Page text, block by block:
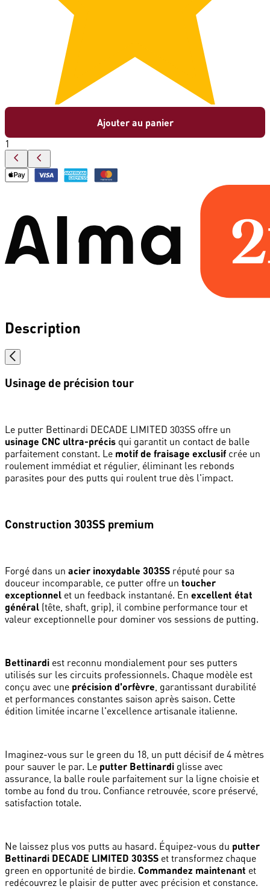
Ajouter au panier
1
Description
Usinage de précision tour
Le putter Bettinardi DECADE LIMITED 303SS offre un
usinage CNC ultra-précis qui garantit un contact de balle
parfaitement constant. Le motif de fraisage exclusif crée un
roulement immédiat et régulier, éliminant les rebonds
parasites pour des putts qui roulent true dès l'impact.
Construction 303SS premium
Forgé dans un acier inoxydable 303SS réputé pour sa
douceur incomparable, ce putter offre un toucher
exceptionnel et un feedback instantané. En excellent état
général (tête, shaft, grip), il combine performance tour et
valeur exceptionnelle pour dominer vos sessions de putting.
Bettinardi est reconnu mondialement pour ses putters
utilisés sur les circuits professionnels. Chaque modèle est
conçu avec une précision d'orfèvre , garantissant durabilité
et performances constantes saison après saison. Cette
édition limitée incarne l'excellence artisanale italienne.
Imaginez-vous sur le green du 18, un putt décisif de 4 mètres
pour sauver le par. Le putter Bettinardi glisse avec
assurance, la balle roule parfaitement sur la ligne choisie et
tombe au fond du trou. Confiance retrouvée, score préservé,
satisfaction totale.
Ne laissez plus vos putts au hasard. Équipez-vous du putter
Bettinardi DECADE LIMITED 303SS et transformez chaque
green en opportunité de birdie. Commandez maintenant et
redécouvrez le plaisir de putter avec précision et constance.